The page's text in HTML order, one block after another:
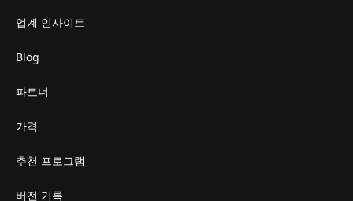
업계 인사이트
Blog
파트너
가격
추천 프로그램
버전 기록